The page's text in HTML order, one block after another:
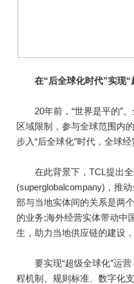
在“后全球化时代”实现“
20年前，“世界是平的”。
区域限制，参与全球范围内
步入“后全球化”时代，全球经
在此背景下，TCL提出全
(superglobalcompany)，推
部与当地实体间的关系是两
的业务;海外经营实体带动中
生，助力当地供应链的建设
要实现“超级全球化”运营
程机制、规则标准、数字化